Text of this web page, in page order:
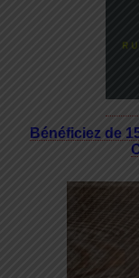
Bénéficiez de